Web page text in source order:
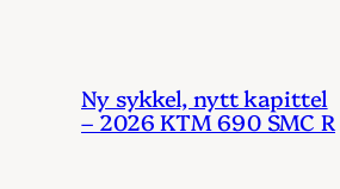
Ny sykkel, nytt kapittel
– 2026 KTM 690 SMC R